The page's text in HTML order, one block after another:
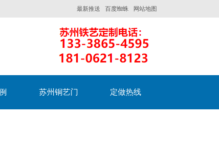
网站地图
百度蜘蛛
最新推送
苏州铜艺门 定做热线